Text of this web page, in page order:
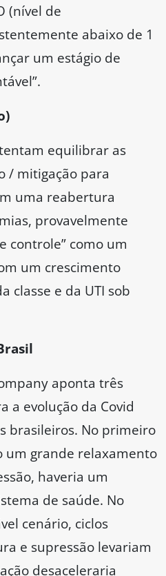
(nível de
abaixo de 1
um estágio de
equilibrar as
/ mitigação para
uma reabertura
provavelmente
controle” como um
um crescimento
classe e da UTI sob
aponta três
a evolução da Covid
brasileiros. No primeiro
um grande relaxamento
haveria um
de saúde. No
cenário, ciclos
e supressão levariam
desaceleraria